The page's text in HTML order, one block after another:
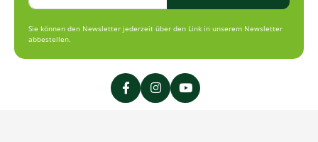
Sie können den Newsletter jederzeit über den Link in unserem Newsletter
abbestellen.